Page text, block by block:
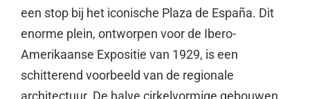
een stop bij het iconische Plaza de España. Dit
enorme plein, ontworpen voor de Ibero-
Amerikaanse Expositie van 1929, is een
schitterend voorbeeld van de regionale
architectuur. De halve cirkelvormige gebouwen